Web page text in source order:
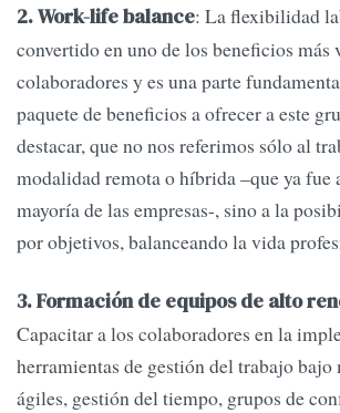
2. Work-life balance: La flexibilidad
convertido en uno de los beneficios más
colaboradores y es una parte
paquete de beneficios a ofrecer a este
destacar, que no nos referimos sólo al
modalidad remota o híbrida –que ya fue
mayoría de las empresas-, sino a la
por objetivos, balanceando la vida
3. Formación de equipos de alto
Capacitar a los colaboradores en la
herramientas de gestión del trabajo bajo
ágiles, gestión del tiempo, grupos de